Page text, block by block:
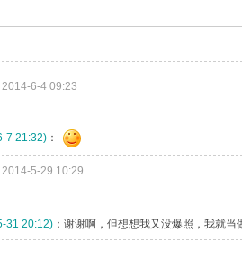
2014-6-4 09:23
7 21:32) ：
2014-5-29 10:29
31 20:12) ：谢谢啊，但想想我又没爆照，我就当